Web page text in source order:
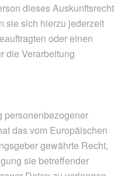
dieses Auskunftsrecht
sie sich hierzu jederzeit
oder einen
die Verarbeitung
personenbezogener
das vom Europäischen
gewährte Recht,
sie betreffender